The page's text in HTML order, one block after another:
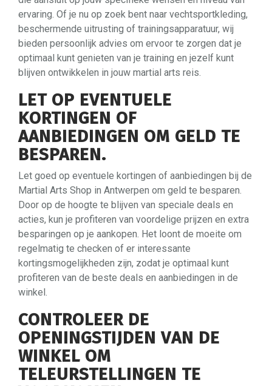
ervaring. Of je nu op zoek bent naar vechtsportkleding,
beschermende uitrusting of trainingsapparatuur, wij
bieden persoonlijk advies om ervoor te zorgen dat je
optimaal kunt genieten van je training en jezelf kunt
blijven ontwikkelen in jouw martial arts reis.
LET OP EVENTUELE
KORTINGEN OF
AANBIEDINGEN OM GELD TE
BESPAREN.
Let goed op eventuele kortingen of aanbiedingen bij de
Martial Arts Shop in Antwerpen om geld te besparen.
Door op de hoogte te blijven van speciale deals en
acties, kun je profiteren van voordelige prijzen en extra
besparingen op je aankopen. Het loont de moeite om
regelmatig te checken of er interessante
kortingsmogelijkheden zijn, zodat je optimaal kunt
profiteren van de beste deals en aanbiedingen in de
winkel.
CONTROLEER DE
OPENINGSTIJDEN VAN DE
WINKEL OM
TELEURSTELLINGEN TE